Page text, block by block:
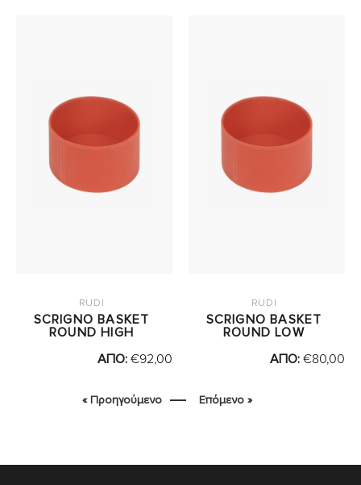
RUDI
SCRIGNO BASKET
ROUND HIGH
ΑΠΟ: €92,00
RUDI
SCRIGNO BASKET
ROUND LOW
ΑΠΟ: €80,00
« Προηγούμενο Επόμενο »